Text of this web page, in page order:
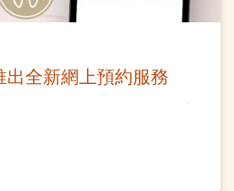
全新網上預約服務